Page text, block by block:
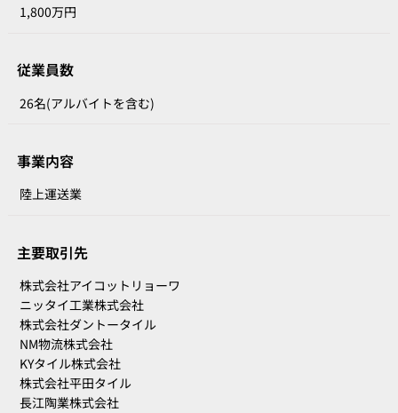
1,800万円
従業員数
26名(アルバイトを含む)
事業内容
陸上運送業
主要取引先
株式会社アイコットリョーワ
ニッタイ工業株式会社
株式会社ダントータイル
NM物流株式会社
KYタイル株式会社
株式会社平⽥タイル
⻑江陶業株式会社